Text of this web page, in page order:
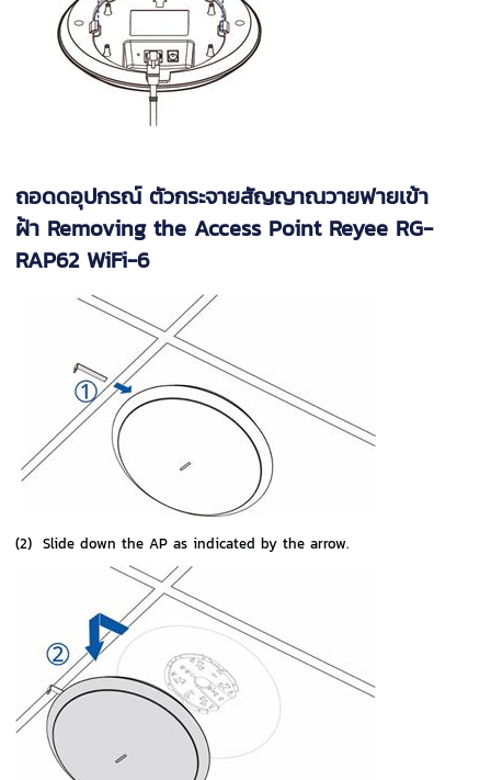
ถอดดอุปกรณ์ ตัวกระจายสัญญาณวายฟายเข้า
ฝ้า Removing the Access Point Reyee RG-
RAP62 WiFi-6
(2)Slide down the AP as indicated by the arrow.